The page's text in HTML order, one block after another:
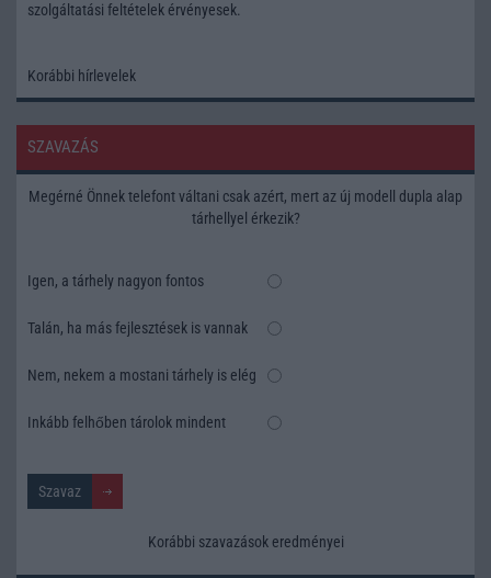
szolgáltatási feltételek érvényesek.
Korábbi hírlevelek
SZAVAZÁS
Megérné Önnek telefont váltani csak azért, mert az új modell dupla alap
tárhellyel érkezik?
Igen, a tárhely nagyon fontos
Talán, ha más fejlesztések is vannak
Nem, nekem a mostani tárhely is elég
Inkább felhőben tárolok mindent
Korábbi szavazások eredményei